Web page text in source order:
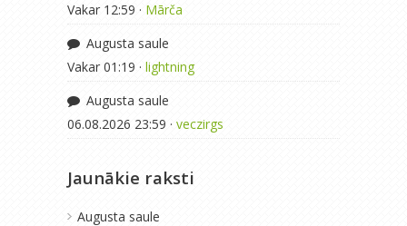
Vakar 12:59 · Mārča
Augusta saule
Vakar 01:19 · lightning
Augusta saule
06.08.2026 23:59 · veczirgs
Jaunākie raksti
Augusta saule